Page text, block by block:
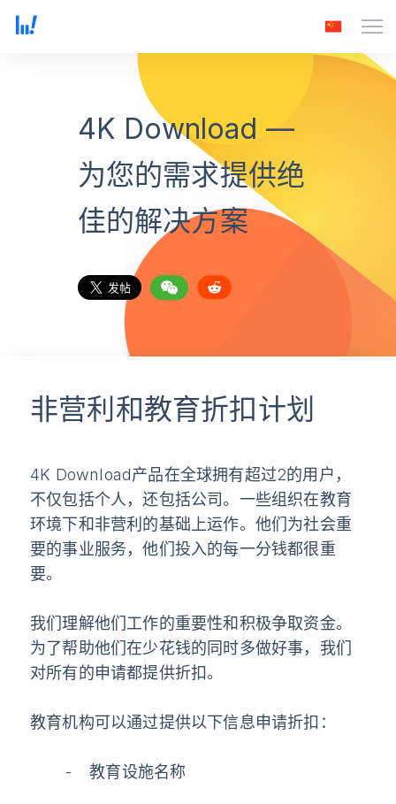
4K Download —
为您的需求提供绝
佳的解决方案
非营利和教育折扣计划
4K Download产品在全球拥有超过2的用户，
不仅包括个人，还包括公司。一些组织在教育
环境下和非营利的基础上运作。他们为社会重
要的事业服务，他们投入的每一分钱都很重
要。
我们理解他们工作的重要性和积极争取资金。
为了帮助他们在少花钱的同时多做好事，我们
对所有的申请都提供折扣。
教育机构可以通过提供以下信息申请折扣：
教育设施名称